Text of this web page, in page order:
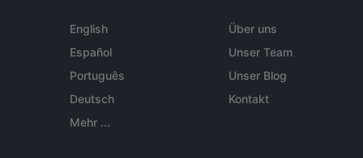
English
Español
Português
Deutsch
Mehr ...
Über uns
Unser Team
Unser Blog
Kontakt